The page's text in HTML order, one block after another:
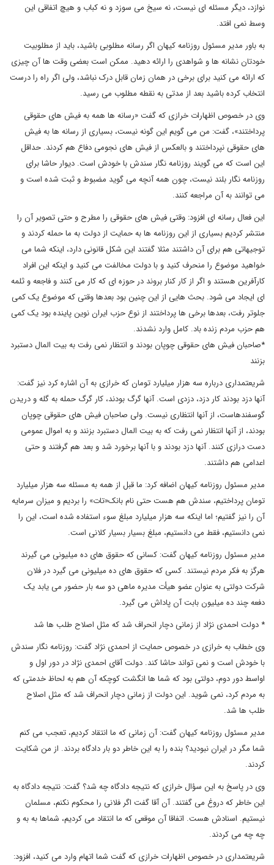
نوازد، دیگر مسئله ای نیست، نه سیخ می سوزد و نه کباب و هیچ اتفاقی این
وسط نمی افتد.
به باور مدیر مسئول روزنامه کیهان اگر رسانه مطلوبی باشید، باید از مطلوبیت
خودتان نشانه ها و شواهدی را ارائه دهید. ممکن است بعضی وقت ها آن چیزی
که ارائه می کنید برای برخی در همان زمان قابل درک نباشد، ولی اگر راه را درست
انتخاب کرده باشید بعد از مدتی به نقطه مطلوب می رسید.
وی در خصوص اظهارات خرازی که گفت «رسانه ها همه به فیش های حقوقی
پرداختند»، گفت: من می گویم این گونه نیست، بسیاری از رسانه ها به فیش
های حقوقی نپرداختند و بالعکس از فیش های نجومی دفاع هم کردند. حداقل
این است که می گویند روزنامه نگار سندش با خودش است. دیوار حاشا برای
روزنامه نگار بلند نیست، چون همه آنچه می گوید مضبوط و ثبت شده است و
می توانند به آن مراجعه کنند.
این فعال رسانه ای افزود: وقتی فیش های حقوقی را مطرح و حتی تصویر آن را
منتشر کردیم بسیاری از این روزنامه ها به حمایت از دولت به ما حمله کردند و
توجیهاتی هم برای آن داشتند مثلا گفتند این شکل قانونی دارد، اینکه شما می
خواهید موضوع را منحرف کنید و با دولت مخالفت می کنید و اینکه این افراد
کارآفرین هستند و اگر از کار کنار بروند در حوزه ای که کار می کنند و فاجعه و ثلمه
ای ایجاد می شود. بحث هایی از این چنین بود بعدها وقتی که موضوع یک کمی
جلوتر رفت، بعدها برخی ها پرداختند از نوع حزب ایران نوین پاینده بود یک کمی
هم حزب مردم زنده باد. کامل وارد نشدند.
*صاحبان فیش های حقوقی چوپان بودند و انتظار نمی رفت به بیت المال دستبرد
بزنند
شریعتمداری درباره سه هزار میلیارد تومان که خرازی به آن اشاره کرد نیز گفت:
آنها دزد بودند کار دزد، دزدی است. آنها گرگ بودند، کار گرگ حمله به گله و دریدن
گوسفندهاست، از آنها انتظاری نیست. ولی صاحبان فیش های حقوقی چوپان
بودند، از آنها انتظار نمی رفت که به بیت المال دستبرد بزنند و به اموال عمومی
دست درازی کنند. آنها دزد بودند و با آنها برخورد شد و بعد هم گرفتند و حتی
اعدامی هم داشتند.
مدیر مسئول روزنامه کیهان اضافه کرد: ما قبل از همه به مسئله سه هزار میلیارد
تومان پرداختیم، سندش هم هست حتی نام بانک«تات» را بردیم و میزان سرمایه
آن را نیز گفتیم؛ اما اینکه سه هزار میلیارد مبلغ سوء استفاده شده است، این را
نمی دانستیم، فقط می دانستیم، مبلغ بسیار بسیار کلانی است.
مدیر مسئول روزنامه کیهان گفت: کسانی که حقوق های ده میلیونی می گیرند
هرگز به فکر مردم نیستند. کسی که حقوق های ده میلیونی می گیرد در فلان
شرکت دولتی به عنوان عضو هیأت مدیره ماهی دو سه بار حضور می یابد یک
دفعه چند ده میلیون بابت آن پاداش می گیرد.
* دولت احمدی نژاد از زمانی دچار انحراف شد که مثل اصلاح طلب ها شد
وی خطاب به خرازی در خصوص حمایت از احمدی نژاد گفت: روزنامه نگار سندش
با خودش است و نمی تواند حاشا کند. دولت آقای احمدی نژاد در دور اول و
اواسط دور دوم، دولتی بود که شما ها انگشت کوچکه آن هم به لحاظ خدمتی که
به مردم کرد، نمی شوید. این دولت از زمانی دچار انحراف شد که مثل اصلاح
طلب ها شد.
مدیر مسئول روزنامه کیهان گفت: آن زمانی که ما انتقاد کردیم، تعجب می کنم
شما مگر در ایران نبودید؟ بنده را به این خاطر دو بار دادگاه بردند. از من شکایت
کردند.
وی در پاسخ به این سؤال خرازی که نتیجه دادگاه چه شد؟ گفت: نتیجه دادگاه به
این خاطر که دروغ می گفتند. آن آقا گفت اگر فلانی را محکوم نکنم، مسلمان
نیستیم. اسنادش هست. اتفاقا آن موقعی که ما انتقاد می کردیم، شماها به به و
چه چه می کردند.
شریعتمداری در خصوص اظهارات خرازی که گفت شما اتهام وارد می کنید، افزود: